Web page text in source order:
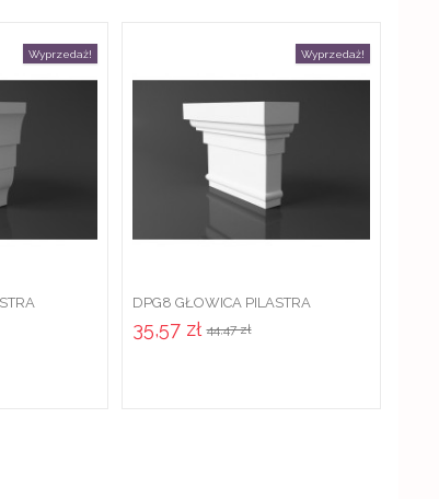
Wyprzedaż! Wyprzedaż!
DPG8 GŁOWICA PILASTRA
ELEWACYJNEGO KLASYCZNA
DEKORACYJNA
35,57 zł44,47 zł